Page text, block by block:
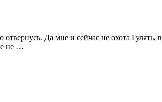
Да мне и сейчас не охота Гулять,
не …